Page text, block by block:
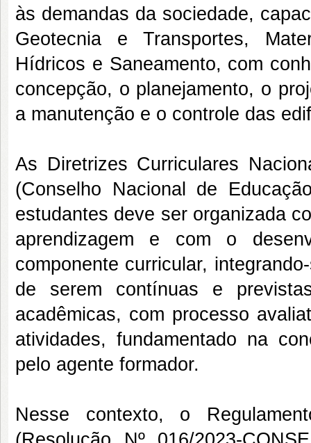
às demandas da sociedade,
Geotecnia e Transportes,
Hídricos e Saneamento, com
concepção, o planejamento, o
a manutenção e o controle das
As Diretrizes Curriculares
(Conselho Nacional de
estudantes deve ser organizada
aprendizagem e com o
componente curricular,
de serem contínuas e
acadêmicas, com processo
atividades, fundamentado na
pelo agente formador.
Nesse contexto, o